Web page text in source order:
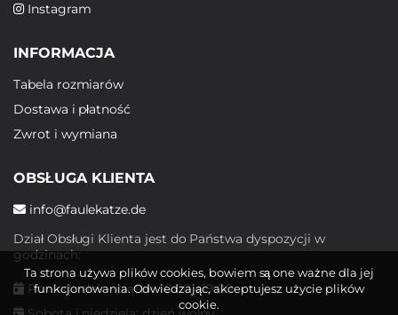
Instagram
INFORMACJA
Tabela rozmiarów
Dostawa i płatność
Zwrot i wymiana
OBSŁUGA KLIENTA
info@faulekatze.de
Dział Obsługi Klienta jest do Państwa dyspozycji w
godzinach:
Poniedziałek - piątek: 10:00 - 19:00
Ta strona używa plików cookies, bowiem są one ważne dla jej
funkcjonowania. Odwiedzając, akceptujesz użycie plików
cookie.